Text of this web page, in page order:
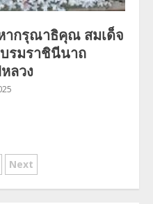
ากรุณาธิคุณ สมเด็จ
รมราชินีนาถ
ลวง
Next